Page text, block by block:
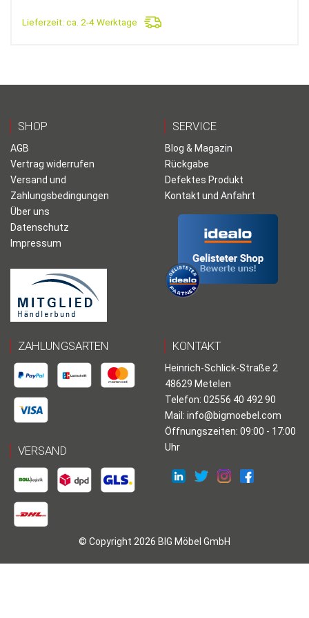
Lieferzeit: ca. 2-4 Werktage
SHOP
AGB
Vertrag widerrufen
Versand und
Zahlungsbedingungen
Über uns
Datenschutz
Impressum
SERVICE
Blog & Magazin
Rückgabe
Defektes Produkt
Kontakt und Anfahrt
ZAHLUNGSARTEN
VERSAND
KONTAKT
Heinrich-Schlick-Straße 2
48629 Metelen
Telefon: 02556 40 492 90
Mail: info@bigmoebel.com
Öffnungszeiten: 09:00 - 17:00
Uhr
© Copyright 2026 BIG Möbel GmbH